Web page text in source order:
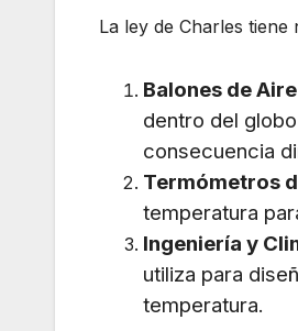
La ley de Charles
Balones de
dentro del
consecuencia
Termómetros
temperatura
Ingeniería y
utiliza para
temperatura.